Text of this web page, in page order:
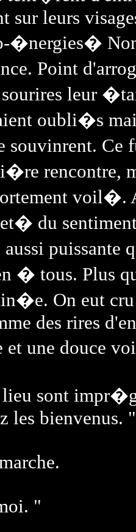
sur leurs
�nergies�
Point
leur
oubli�s
souvinrent.
rencontre,
voil�.
du
puissante
� tous. Plus
On eut
des rires
et une douce
lieu sont
les bienvenus. "
"